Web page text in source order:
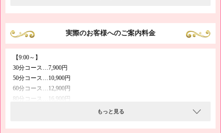
に入ってビックリ！汚くて不潔だったけど、お仕事だから我慢した…(´;ω;
｀)」というようなことは一切ありません。
働きやすいお店をお探しの方も是非当求人にご応募いただき、快適に高収
入を獲得してくださいね★
実際のお客様へのご案内料金
【9:00～】
30分コース…7,900円
50分コース…10,900円
60分コース…12,900円
80分コース…16,900円
もっと見る